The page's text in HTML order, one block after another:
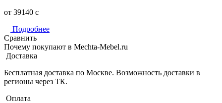
от 39140 c
Подробнее
Сравнить
Почему покупают в Mechta-Mebel.ru
Доставка
Бесплатная доставка по Москве. Возможность доставки в
регионы через ТК.
Оплата